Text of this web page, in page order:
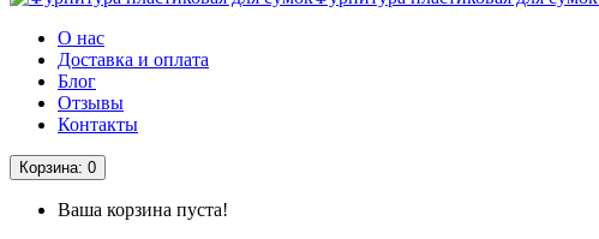
О нас
Доставка и оплата
Блог
Отзывы
Контакты
Корзина: 0
Ваша корзина пуста!